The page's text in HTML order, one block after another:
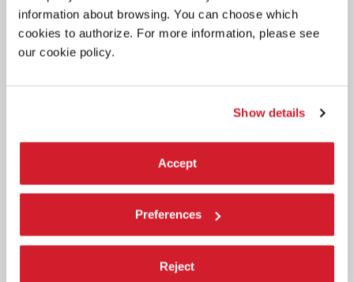
information about browsing. You can choose which
cookies to authorize. For more information, please see
our cookie policy.
Show details
Accept
Preferences
Reject